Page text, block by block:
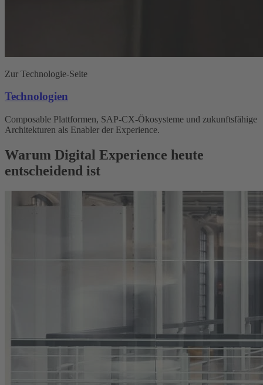
Zur Technologie-Seite
Technologien
Composable Plattformen, SAP-CX-Ökosysteme und zukunftsfähige
Architekturen als Enabler der Experience.
Warum Digital Experience heute
entscheidend ist